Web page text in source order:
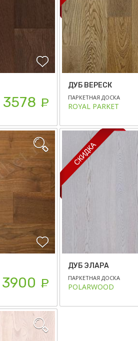
3578 Р
ДУБ ВЕРЕСК
ПАРКЕТНАЯ ДОСКА
ROYAL PARKET
3900 Р
ДУБ ЭЛАРА
ПАРКЕТНАЯ ДОСКА
POLARWOOD